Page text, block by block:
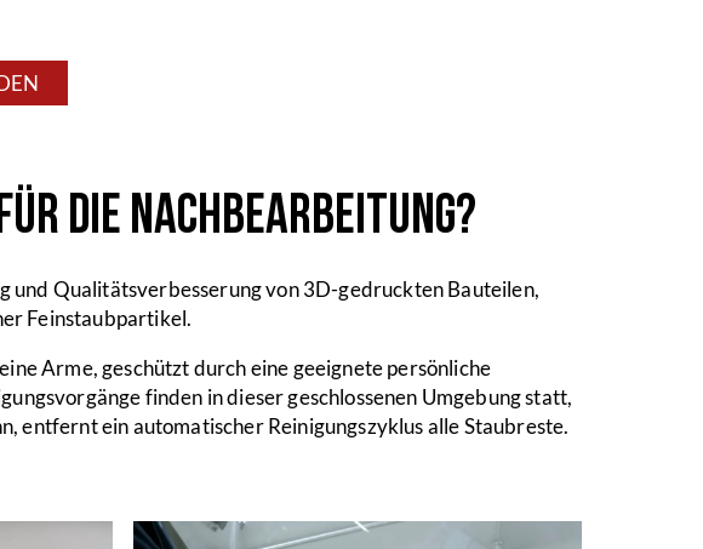
die Nachbearbeitung?
und Qualitätsverbesserung von 3D-gedruckten Bauteilen,
Feinstaubpartikel.
Arme, geschützt durch eine geeignete persönliche
finden in dieser geschlossenen Umgebung statt,
entfernt ein automatischer Reinigungszyklus alle Staubreste.